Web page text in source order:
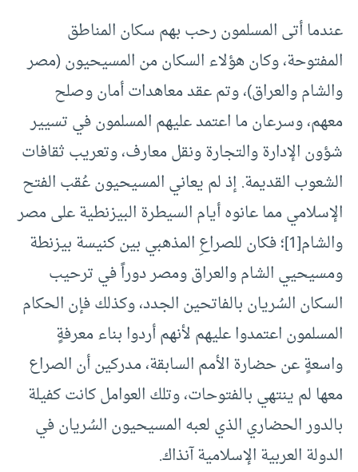
عندما أتى المسلمون رحب بهم سكان المناطق
المفتوحة، وكان هؤلاء السكان من المسيحيون (مصر
والشام والعراق)، وتم عقد معاهدات أمان وصلح
معهم، وسرعان ما اعتمد عليهم المسلمون في تسيير
شؤون الإدارة والتجارة ونقل معارف، وتعريب ثقافات
الشعوب القديمة. إذ لم يعاني المسيحيون عُقب الفتح
الإسلامي مما عانوه أيام السيطرة البيزنطية على مصر
والشام[1] ؛ فكان للصراعِ المذهبي بين كنيسة بيزنطة
ومسيحيي الشام والعراق ومصر دوراً في ترحيب
السكان السُريان بالفاتحين الجدد، وكذلك فإن الحكام
المسلمون اعتمدوا عليهم لأنهم أردوا بناء معرفةٍ
واسعةٍ عن حضارة الأمم السابقة، مدركين أن الصراع
معها لم ينتهي بالفتوحات، وتلك العوامل كانت كفيلة
بالدور الحضاري الذي لعبه المسيحيون السُريان في
الدولة العربية الإسلامية آنذاك.